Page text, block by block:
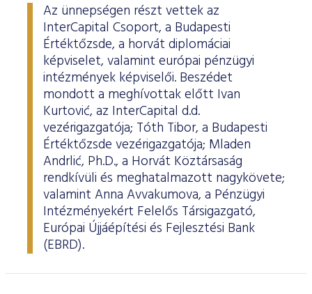
Az ünnepségen részt vettek az
InterCapital Csoport, a Budapesti
Értéktőzsde, a horvát diplomáciai
képviselet, valamint európai pénzügyi
intézmények képviselői. Beszédet
mondott a meghívottak előtt Ivan
Kurtović, az InterCapital d.d.
vezérigazgatója; Tóth Tibor, a Budapesti
Értéktőzsde vezérigazgatója; Mladen
Andrlić, Ph.D., a Horvát Köztársaság
rendkívüli és meghatalmazott nagykövete;
valamint Anna Avvakumova, a Pénzügyi
Intézményekért Felelős Társigazgató,
Európai Újjáépítési és Fejlesztési Bank
(EBRD).